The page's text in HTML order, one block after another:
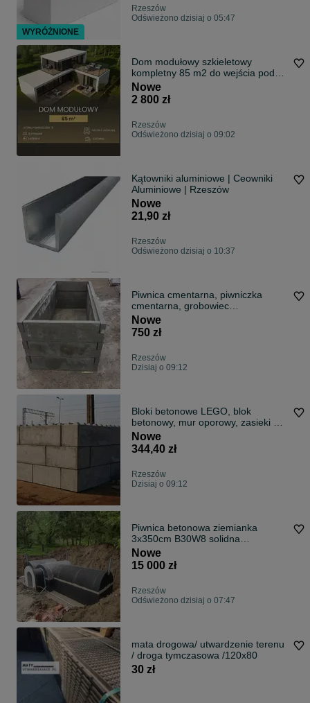
Rzeszów
Odświeżono dzisiaj o 05:47
Dom modułowy szkieletowy
kompletny 85 m2 do wejścia pod
klucz cała PL
Nowe
2 800 zł
Rzeszów
Odświeżono dzisiaj o 09:02
Kątowniki aluminiowe | Ceowniki
Aluminiowe | Rzeszów
Nowe
21,90 zł
Rzeszów
Odświeżono dzisiaj o 10:37
Piwnica cmentarna, piwniczka
cmentarna, grobowiec
PRODUCENT
Nowe
750 zł
Rzeszów
Dzisiaj o 09:12
Bloki betonowe LEGO, blok
betonowy, mur oporowy, zasieki w
Rzeszowie
Nowe
344,40 zł
Rzeszów
Dzisiaj o 09:12
Piwnica betonowa ziemianka
3x350cm B30W8 solidna
konstrukcja schody
Nowe
15 000 zł
Rzeszów
Odświeżono dzisiaj o 07:47
mata drogowa/ utwardzenie terenu
/ droga tymczasowa /120x80
30 zł
WYRÓŻNIONE